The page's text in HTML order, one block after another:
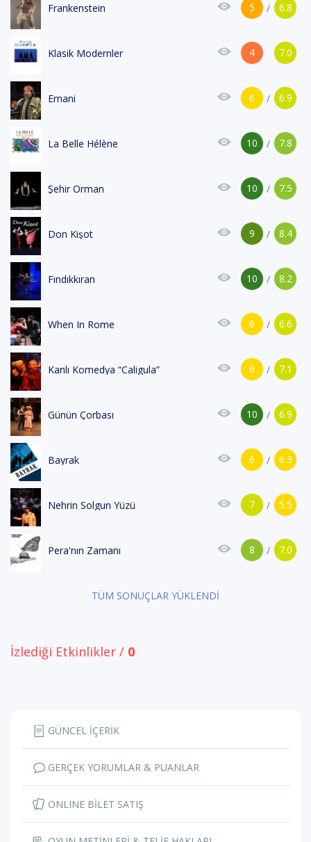
6.8
/
5
Frankenstein
7.0
4
Klasik Modernler
6.9
/
6
Ernani
7.8
/
10
La Belle Hélène
7.5
/
10
Şehir Orman
8.4
/
9
Don Kişot
8.2
/
10
Fındıkkıran
6.6
/
6
When In Rome
7.1
/
6
Kanlı Komedya “Caligula”
6.9
/
10
Günün Çorbası
6.3
/
6
Bayrak
5.5
/
7
Nehrin Solgun Yüzü
7.0
/
8
Pera'nın Zamanı
TÜM SONUÇLAR YÜKLENDİ
İzlediği Etkinlikler / 0
GÜNCEL İÇERİK
GERÇEK YORUMLAR & PUANLAR
ONLINE BİLET SATIŞ